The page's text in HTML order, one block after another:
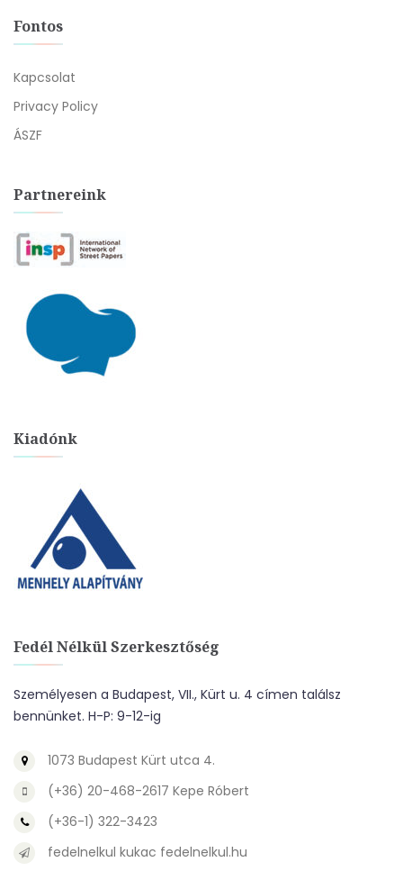
Fontos
Kapcsolat
Privacy Policy
ÁSZF
Partnereink
Kiadónk
Fedél Nélkül Szerkesztőség
Személyesen a Budapest, VII., Kürt u. 4 címen találsz
bennünket. H-P: 9-12-ig
1073 Budapest Kürt utca 4.
(+36) 20-468-2617 Kepe Róbert
(+36-1) 322-3423
fedelnelkul kukac fedelnelkul.hu